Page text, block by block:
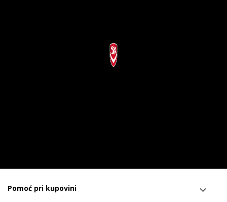
Pomoć pri kupovini